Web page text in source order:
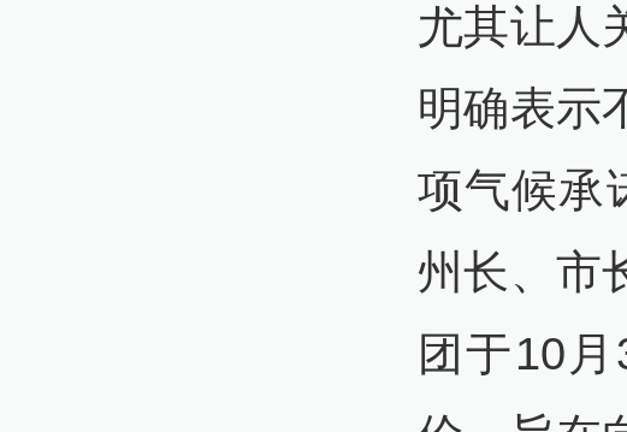
尤其让人
明确表示
项气候承
州长、市
团于10